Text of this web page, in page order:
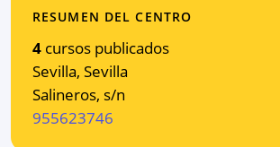
RESUMEN DEL CENTRO
4 cursos publicados
Sevilla, Sevilla
Salineros, s/n
955623746